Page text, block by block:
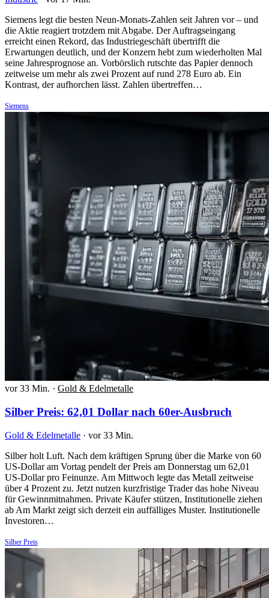
Siemens legt die besten Neun-Monats-Zahlen seit Jahren vor – und
die Aktie reagiert trotzdem mit Abgabe. Der Auftragseingang
erreicht einen Rekord, das Industriegeschäft übertrifft die
Erwartungen deutlich, und der Konzern hebt zum wiederholten Mal
seine Jahresprognose an. Vorbörslich rutschte das Papier dennoch
zeitweise um mehr als zwei Prozent auf rund 278 Euro ab. Ein
Kontrast, der aufhorchen lässt. Zahlen übertreffen…
Siemens
vor 33 Min. · Gold & Edelmetalle
Silber Preis: 62,01 Dollar nach 60er-Ausbruch
Gold & Edelmetalle · vor 33 Min.
Silber holt Luft. Nach dem kräftigen Sprung über die Marke von 60
US-Dollar am Vortag pendelt der Preis am Donnerstag um 62,01
US-Dollar pro Feinunze. Am Mittwoch legte das Metall zeitweise
über 4 Prozent zu. Jetzt nutzen kurzfristige Trader das hohe Niveau
für Gewinnmitnahmen. Private Käufer stützen, Institutionelle ziehen
ab Am Markt zeigt sich derzeit ein auffälliges Muster. Institutionelle
Investoren…
Silber Preis